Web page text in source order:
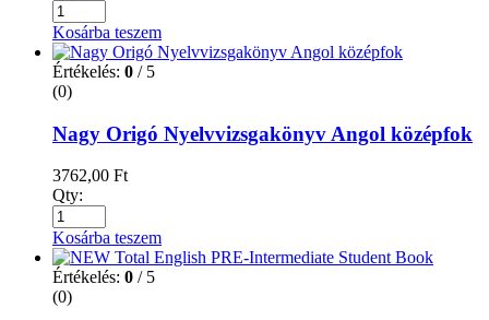
Kosárba teszem
Értékelés: 0 / 5
(0)
Nagy Origó Nyelvvizsgakönyv Angol középfok
3762,00 Ft
Qty:
Kosárba teszem
Értékelés: 0 / 5
(0)